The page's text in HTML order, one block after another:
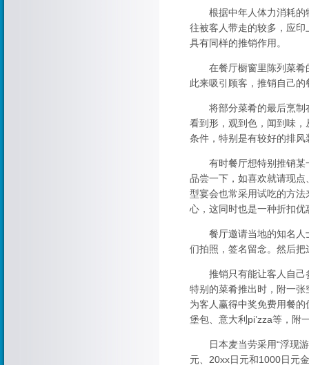
根据中年人体力消耗的特
往被客人带走的较多，应
具有同样的推销作用。
在餐厅橱窗里陈列菜肴的
此来吸引顾客，推销自己的
将部分菜肴的最后烹制在
看到形，观到色，闻到味
条件，特别是有较好的排
有时餐厅想特别推销某一
品尝一下，如喜欢就请现
型宴会也常采用试吃的方
心，这同时也是一种折扣
餐厅邀请当地的知名人士
们拍照，签名留念。然后
推销只有能让客人自己参
特别的菜肴推出时，附一
为客人赢得中奖免费用餐
堡包、意大利pi’zza等，附
日本麦当劳采用“浮现游
元、20xx日元和1000日元